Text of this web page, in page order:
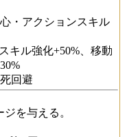
・アクションスキル
キル強化+50%、移動
回避
を与える。